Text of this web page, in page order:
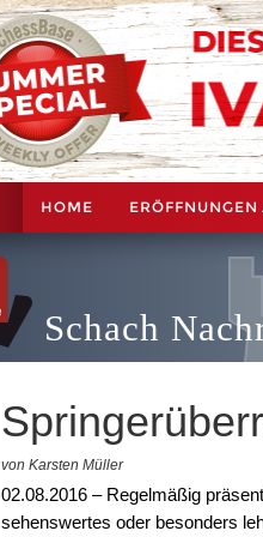
HOME ERÖFFNUNGEN
Schach
von Karsten Müller
02.08.2016 – Regelmäßig
sehenswertes oder besonders